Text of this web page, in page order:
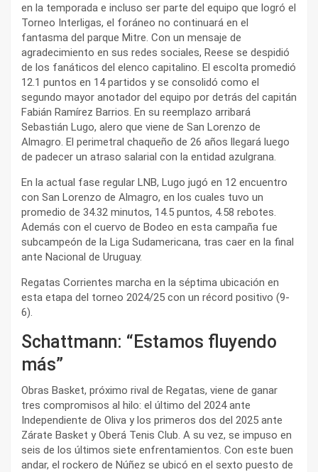
en la temporada e incluso ser parte del equipo que logró el
Torneo Interligas, el foráneo no continuará en el
fantasma del parque Mitre. Con un mensaje de
agradecimiento en sus redes sociales, Reese se despidió
de los fanáticos del elenco capitalino. El escolta promedió
12.1 puntos en 14 partidos y se consolidó como el
segundo mayor anotador del equipo por detrás del capitán
Fabián Ramírez Barrios. En su reemplazo arribará
Sebastián Lugo, alero que viene de San Lorenzo de
Almagro. El perimetral chaqueño de 26 años llegará luego
de padecer un atraso salarial con la entidad azulgrana.
En la actual fase regular LNB, Lugo jugó en 12 encuentro
con San Lorenzo de Almagro, en los cuales tuvo un
promedio de 34.32 minutos, 14.5 puntos, 4.58 rebotes.
Además con el cuervo de Bodeo en esta campaña fue
subcampeón de la Liga Sudamericana, tras caer en la final
ante Nacional de Uruguay.
Regatas Corrientes marcha en la séptima ubicación en
esta etapa del torneo 2024/25 con un récord positivo (9-
6).
Schattmann: “Estamos fluyendo
más”
Obras Basket, próximo rival de Regatas, viene de ganar
tres compromisos al hilo: el último del 2024 ante
Independiente de Oliva y los primeros dos del 2025 ante
Zárate Basket y Oberá Tenis Club. A su vez, se impuso en
seis de los últimos siete enfrentamientos. Con este buen
andar, el rockero de Núñez se ubicó en el sexto puesto de